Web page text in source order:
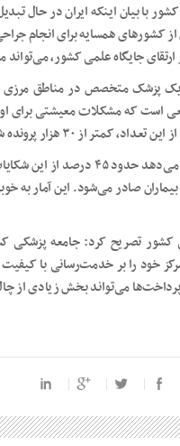
با بیان اینکه ایران در حال
از کشورهای همسایه برای انجام
جایگاه علمی کشور، می‌تواند
شکایت در سازمان نظام پزشکی ثبت می‌شود.
وی اظهار کرد: بررسی‌ها نشان
بیماران صادر می‌شود. این آمار
تصریح کرد: جامعه پزشکی
خود را بر خدمت‌رسانی با
می‌تواند بخش زیادی از